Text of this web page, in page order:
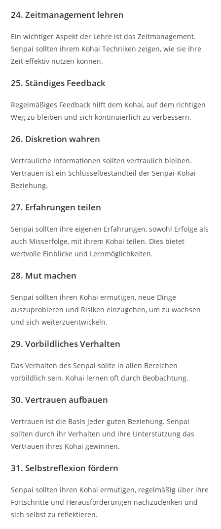
24.Zeitmanagement lehren
Ein wichtiger Aspekt der Lehre ist das Zeitmanagement.
Senpai sollten ihrem Kohai Techniken zeigen, wie sie ihre
Zeit effektiv nutzen können.
25.Ständiges Feedback
Regelmäßiges Feedback hilft dem Kohai, auf dem richtigen
Weg zu bleiben und sich kontinuierlich zu verbessern.
26. Diskretion wahren
Vertrauliche Informationen sollten vertraulich bleiben.
Vertrauen ist ein Schlüsselbestandteil der Senpai-Kohai-
Beziehung.
27. Erfahrungen teilen
Senpai sollten ihre eigenen Erfahrungen, sowohl Erfolge als
auch Misserfolge, mit ihrem Kohai teilen. Dies bietet
wertvolle Einblicke und Lernmöglichkeiten.
28. Mut machen
Senpai sollten ihren Kohai ermutigen, neue Dinge
auszuprobieren und Risiken einzugehen, um zu wachsen
und sich weiterzuentwickeln.
29.Vorbildliches Verhalten
Das Verhalten des Senpai sollte in allen Bereichen
vorbildlich sein. Kohai lernen oft durch Beobachtung.
30.Vertrauen aufbauen
Vertrauen ist die Basis jeder guten Beziehung. Senpai
sollten durch ihr Verhalten und ihre Unterstützung das
Vertrauen ihres Kohai gewinnen.
31.Selbstreflexion fördern
Senpai sollten ihren Kohai ermutigen, regelmäßig über ihre
Fortschritte und Herausforderungen nachzudenken und
sich selbst zu reflektieren.